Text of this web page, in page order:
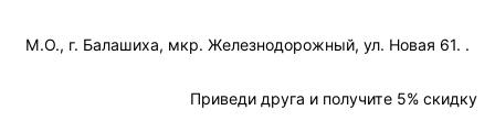
М.О., г. Балашиха, мкр. Железнодорожный, ул. Новая 61. .
Приведи друга и получите 5% скидку